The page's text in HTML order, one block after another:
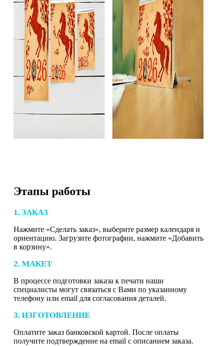
Этапы работы
1. ЗАКАЗ
Нажмите «Сделать заказ», выберите размер календаря и
ориентацию. Загрузите фотографии, нажмите «Добавить
в корзину».
2. МАКЕТ
В процессе подготовки заказа к печати наши
специалисты могут связаться с Вами по указанному
телефону или email для согласования деталей.
3. ИЗГОТОВЛЕНИЕ
Оплатите заказ банковской картой. После оплаты
получите подтверждение на email с описанием заказа.